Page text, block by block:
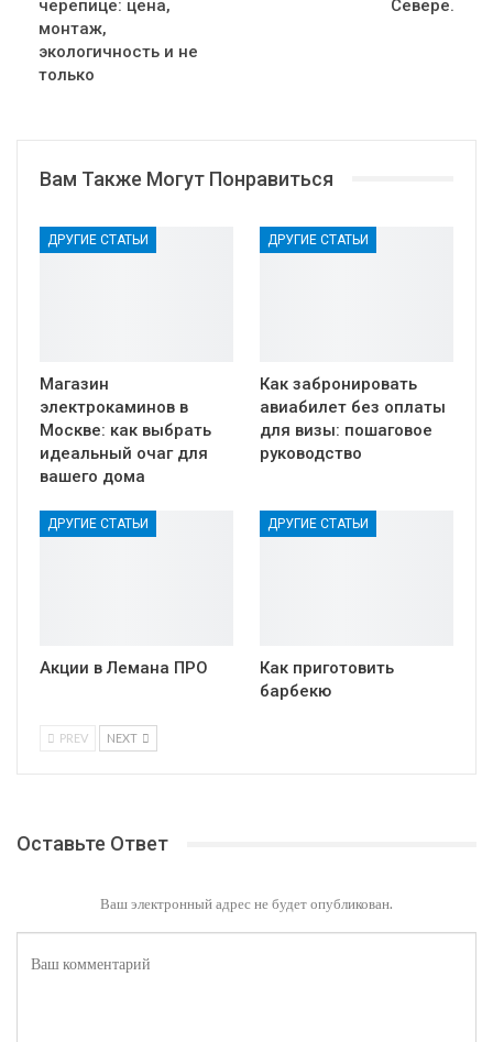
черепице: цена,
монтаж,
экологичность и не
только
Севере.
Вам Также Могут Понравиться
ДРУГИЕ СТАТЬИ
Магазин
электрокаминов в
Москве: как выбрать
идеальный очаг для
вашего дома
ДРУГИЕ СТАТЬИ
Как забронировать
авиабилет без оплаты
для визы: пошаговое
руководство
ДРУГИЕ СТАТЬИ
Акции в Лемана ПРО
ДРУГИЕ СТАТЬИ
Как приготовить
барбекю
PREV NEXT
Оставьте Ответ
Ваш электронный адрес не будет опубликован.